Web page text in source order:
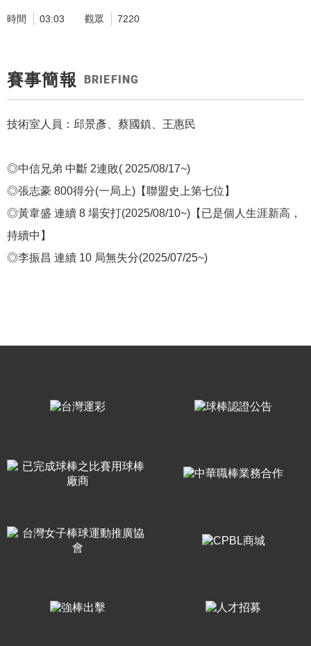
時間 03:03 觀眾 7220
賽事簡報 BRIEFING
技術室人員：邱景彥 、蔡國鎮、王惠民
◎中信兄弟 中斷 2連敗( 2025/08/17~)
◎張志豪 800得分(一局上)【聯盟史上第七位】
◎黃韋盛 連續 8 場安打(2025/08/10~)【已是個人生涯新高，
持續中】
◎李振昌 連續 10 局無失分(2025/07/25~)